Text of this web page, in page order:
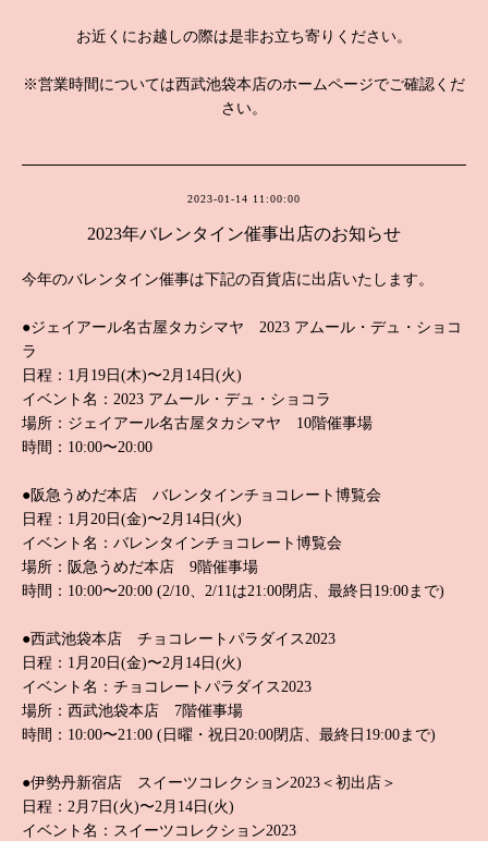
お近くにお越しの際は是非お立ち寄りください。
※営業時間については西武池袋本店のホームページでご確認くだ
さい。
2023-01-14 11:00:00
2023年バレンタイン催事出店のお知らせ
今年のバレンタイン催事は下記の百貨店に出店いたします。
●ジェイアール名古屋タカシマヤ 2023 アムール・デュ・ショコ
ラ
日程：1月19日(木)〜2月14日(火)
イベント名：2023 アムール・デュ・ショコラ
場所：ジェイアール名古屋タカシマヤ 10階催事場
時間：10:00〜20:00
●阪急うめだ本店 バレンタインチョコレート博覧会
日程：1月20日(金)〜2月14日(火)
イベント名：バレンタインチョコレート博覧会
場所：阪急うめだ本店 9階催事場
時間：10:00〜20:00 (2/10、2/11は21:00閉店、最終日19:00まで)
●西武池袋本店 チョコレートパラダイス2023
日程：1月20日(金)〜2月14日(火)
イベント名：チョコレートパラダイス2023
場所：西武池袋本店 7階催事場
時間：10:00〜21:00 (日曜・祝日20:00閉店、最終日19:00まで)
●伊勢丹新宿店 スイーツコレクション2023＜初出店＞
日程：2月7日(火)〜2月14日(火)
イベント名：スイーツコレクション2023